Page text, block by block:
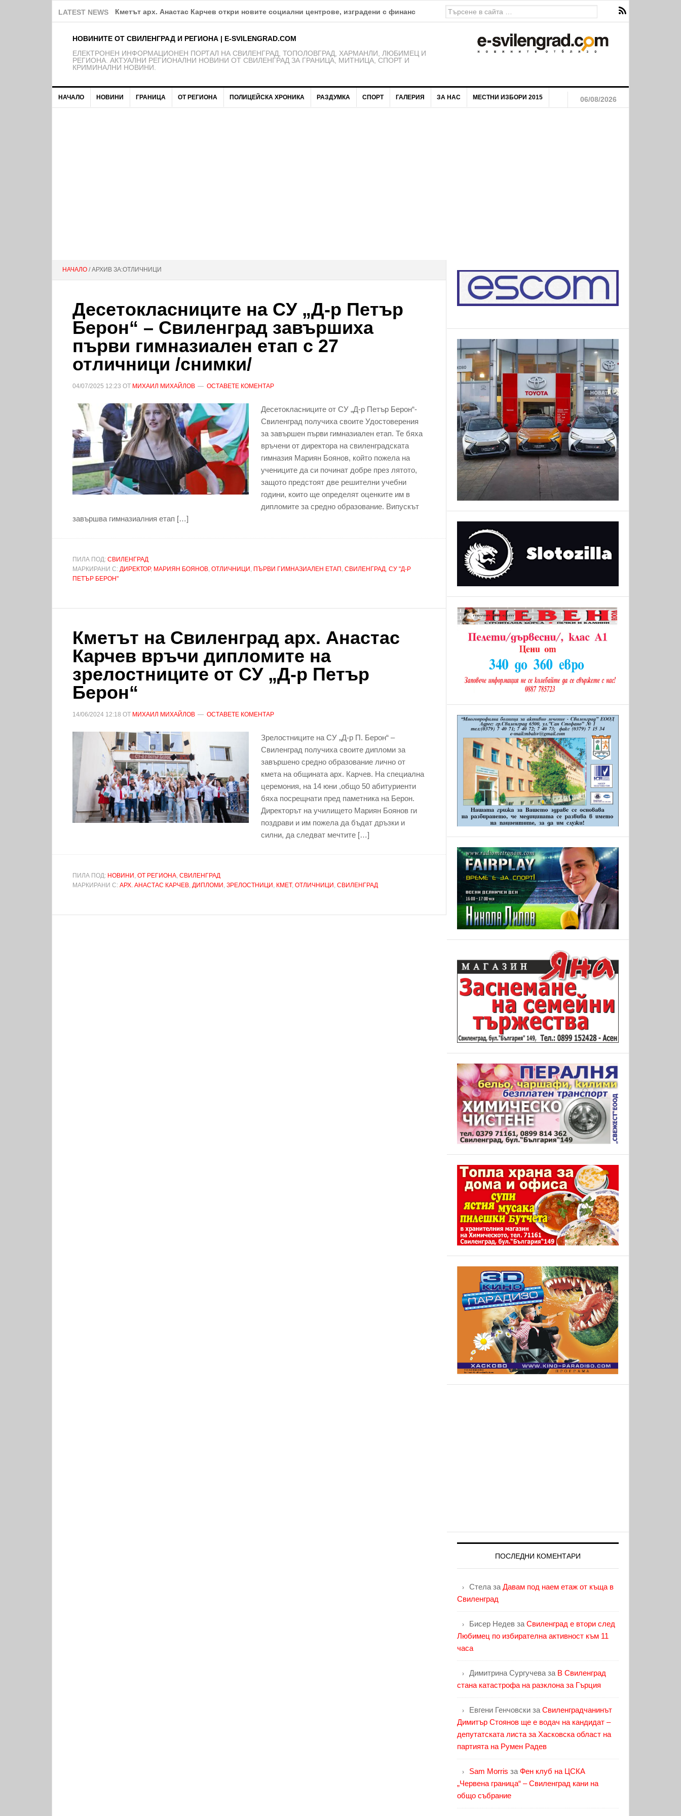
LATEST NEWS Община Свиленград продължава изпълнението на проект „Социално-икономическа интеграция на маргинализираните общности на територията на
НОВИНИТЕ ОТ СВИЛЕНГРАД И РЕГИОНА | E-SVILENGRAD.COM
EЛЕКТРОНЕН ИНФОРМАЦИОНЕН ПОРТАЛ НА СВИЛЕНГРАД, ТОПОЛОВГРАД, ХАРМАНЛИ, ЛЮБИМЕЦ И
РЕГИОНА. АКТУАЛНИ РЕГИОНАЛНИ НОВИНИ ОТ СВИЛЕНГРАД ЗА ГРАНИЦА, МИТНИЦА, СПОРТ И
КРИМИНАЛНИ НОВИНИ.
НАЧАЛО НОВИНИ ГРАНИЦА ОТ РЕГИОНА ПОЛИЦЕЙСКА ХРОНИКА РАЗДУМКА СПОРТ ГАЛЕРИЯ ЗА НАС МЕСТНИ ИЗБОРИ 2015 06/08/2026
НАЧАЛО / АРХИВ ЗА:ОТЛИЧНИЦИ
Десетокласниците на СУ „Д-р Петър
Берон“ – Свиленград завършиха
първи гимназиален етап с 27
отличници /снимки/
04/07/2025 12:23 ОТ МИХАИЛ МИХАЙЛОВ ОСТАВЕТЕ КОМЕНТАР
Десетокласниците от СУ „Д-р Петър Берон“-
Свиленград получиха своите Удостоверения
за завършен първи гимназиален етап. Те бяха
връчени от директора на свиленградската
гимназия Мариян Боянов, който пожела на
учениците да си починат добре през лятото,
защото предстоят две решителни учебни
години, които ще определят оценките им в
дипломите за средно образование. Випускът
завършва гимназиалния етап […]
ПИЛА ПОД: СВИЛЕНГРАД
МАРКИРАНИ С: ДИРЕКТОР, МАРИЯН БОЯНОВ, ОТЛИЧНИЦИ , ПЪРВИ ГИМНАЗИАЛЕН ЕТАП , СВИЛЕНГРАД, СУ "Д-Р
ПЕТЪР БЕРОН"
Кметът на Свиленград арх. Анастас
Карчев връчи дипломите на
зрелостниците от СУ „Д-р Петър
Берон“
14/06/2024 12:18 ОТ МИХАИЛ МИХАЙЛОВ ОСТАВЕТЕ КОМЕНТАР
Зрелостниците на СУ „Д-р П. Берон“ –
Свиленград получиха своите дипломи за
завършено средно образование лично от
кмета на общината арх. Карчев. На специална
церемония, на 14 юни ,общо 50 абитуриенти
бяха посрещнати пред паметника на Берон.
Директорът на училището Мариян Боянов ги
поздрави и им пожела да бъдат дръзки и
силни, да следват мечтите […]
ПИЛА ПОД: НОВИНИ , ОТ РЕГИОНА, СВИЛЕНГРАД
МАРКИРАНИ С: АРХ. АНАСТАС КАРЧЕВ, ДИПЛОМИ , ЗРЕЛОСТНИЦИ , КМЕТ, ОТЛИЧНИЦИ , СВИЛЕНГРАД
ПОСЛЕДНИ КОМЕНТАРИ
Стела за Давам под наем етаж от къща в
Свиленград
Бисер Недев за Свиленград е втори след
Любимец по избирателна активност към 11
часа
Димитрина Сургучева за В Свиленград
стана катастрофа на разклона за Гърция
Евгени Генчовски за Свиленградчанинът
Димитър Стоянов ще е водач на кандидат –
депутатската листа за Хасковска област на
партията на Румен Радев
Sam Morris за Фен клуб на ЦСКА
„Червена граница“ – Свиленград кани на
общо събрание